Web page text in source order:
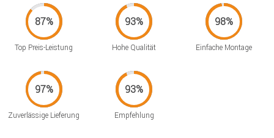
Top Preis-Leistung Hohe Qualität Einfache Montage
Zuverlässige Lieferung Empfehlung